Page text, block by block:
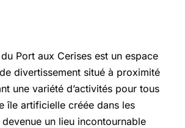
Port aux Cerises est un espace
divertissement situé à proximité
une variété d’activités pour tous
île artificielle créée dans les
un lieu incontournable